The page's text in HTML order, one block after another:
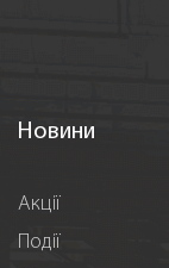
Новини
Акції
Події